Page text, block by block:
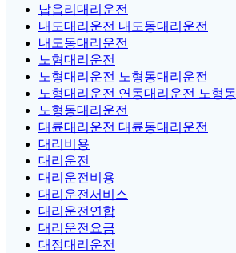
납읍리대리운전
내도대리운전 내도동대리운전
내도동대리운전
노형대리운전
노형대리운전 노형동대리운전
노형대리운전 연동대리운전 노형
노형동대리운전
대륜대리운전 대륜동대리운전
대리비용
대리운전
대리운전비용
대리운전서비스
대리운전연합
대리운전요금
대정대리운전